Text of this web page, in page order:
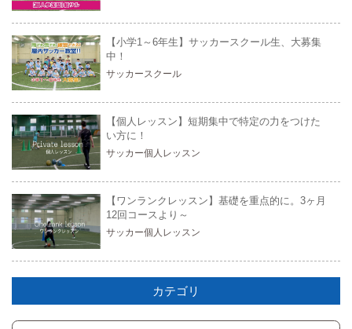
【小学1～6年生】サッカースクール生、大募集
中！
サッカースクール
【個人レッスン】短期集中で特定の力をつけた
い方に！
サッカー個人レッスン
【ワンランクレッスン】基礎を重点的に。3ヶ月
12回コースより～
サッカー個人レッスン
カテゴリ